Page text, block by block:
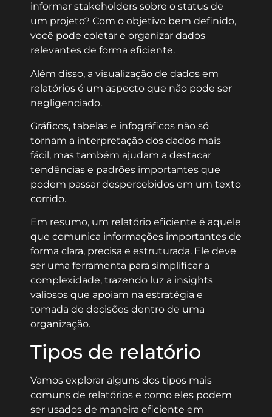
informar stakeholders sobre o status de
um projeto? Com o objetivo bem definido,
você pode coletar e organizar dados
relevantes de forma eficiente.
Além disso, a visualização de dados em
relatórios é um aspecto que não pode ser
negligenciado.
Gráficos, tabelas e infográficos não só
tornam a interpretação dos dados mais
fácil, mas também ajudam a destacar
tendências e padrões importantes que
podem passar despercebidos em um texto
corrido.
Em resumo, um relatório eficiente é aquele
que comunica informações importantes de
forma clara, precisa e estruturada. Ele deve
ser uma ferramenta para simplificar a
complexidade, trazendo luz a insights
valiosos que apoiam na estratégia e
tomada de decisões dentro de uma
organização.
Tipos de relatório
Vamos explorar alguns dos tipos mais
comuns de relatórios e como eles podem
ser usados de maneira eficiente em